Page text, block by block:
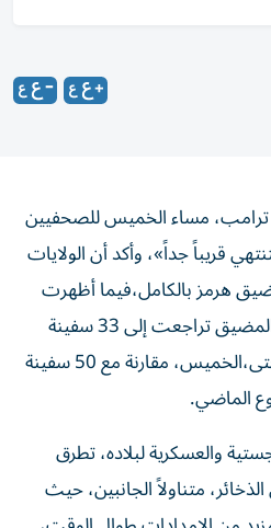
قريباً جداً»، وأكد أن الولايات
هرمز بالكامل،فيما أظهرت
بيانات أن حركة الملاحة عبر المضيق تراجعت إلى 33 سفينة
خلال الفترة من يوم الاثنين حتى،الخميس، مقارنة مع 50 سفينة
الماضي.
متناولاً الجانبين، حيث
من الإمدادات طوال الوقت،